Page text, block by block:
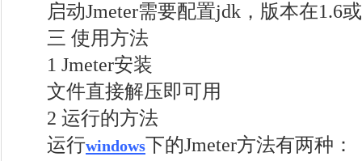
启动Jmeter需要配置jdk，版本在1.6或
三 使用方法
1 Jmeter安装
文件直接解压即可用
2 运行的方法
运行windows下的Jmeter方法有两种：